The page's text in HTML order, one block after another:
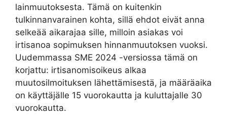
lainmuutoksesta. Tämä on kuitenkin
tulkinnanvarainen kohta, sillä ehdot eivät anna
selkeää aikarajaa sille, milloin asiakas voi
irtisanoa sopimuksen hinnanmuutoksen vuoksi.
Uudemmassa SME 2024 -versiossa tämä on
korjattu: irtisanomisoikeus alkaa
muutosilmoituksen lähettämisestä, ja määräaika
on käyttäjälle 15 vuorokautta ja kuluttajalle 30
vuorokautta.